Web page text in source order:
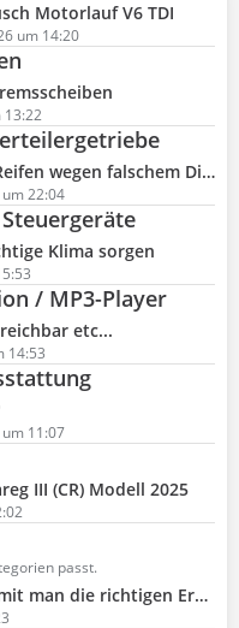
Motorlauf V6 TDI
um 14:20
13:22
falschem Differenzial-Öl?
22:04
Klima sorgen
/ MP3-Player
etc...
14:53
11:07
III (CR) Modell 2025
passt.
richtigen Ersatzteile bestellt